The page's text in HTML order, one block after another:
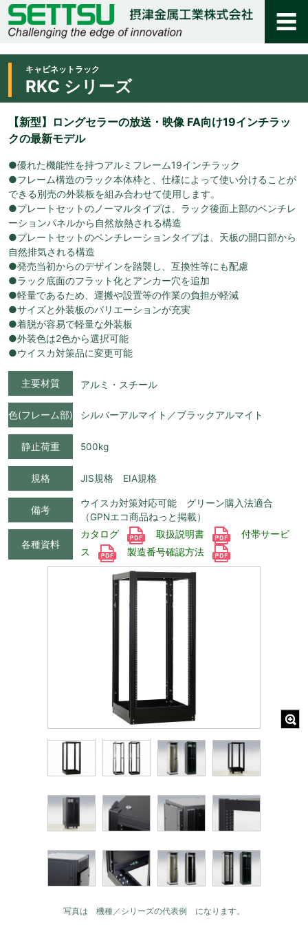
キャビネットラック
RKC シリーズ
【新型】ロングセラーの放送・映像 FA向け19インチラッ
クの最新モデル
●優れた機能性を持つアルミフレーム19インチラック
●フレーム構造のラック本体枠と、仕様によって使い分けることが
できる別売の外装板を組み合わせて使用します。
●プレートセットのノーマルタイプは、ラック後面上部のベンチレ
ーションパネルから自然放熱される構造
●プレートセットのベンチレーションタイプは、天板の開口部から
自然排気される構造
●発売当初からのデザインを踏襲し、互換性等にも配慮
●ラック底面のフラット化とアンカー穴を追加
●軽量であるため、運搬や設置等の作業の負担が軽減
●サイズと外装板のバリエーションが充実
●着脱が容易で軽量な外装板
●外装色は2色から選択可能
●ウイスカ対策品に変更可能
主要材質 アルミ・スチール
色(フレーム部) シルバーアルマイト／ブラックアルマイト
静止荷重 500kg
規格 JIS規格 EIA規格
備考
ウイスカ対策対応可能 グリーン購入法適合
（GPNエコ商品ねっと掲載）
各種資料
カタログ 取扱説明書
付帯サービ
ス
製造番号確認方法
写真は 機種／シリーズの代表例 になります。